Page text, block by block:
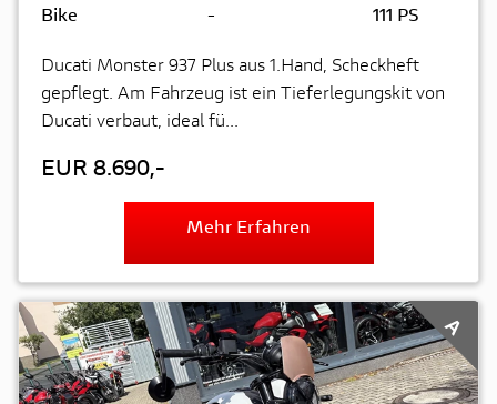
Bike
-
111 PS
Ducati Monster 937 Plus aus 1.Hand, Scheckheft
gepflegt. Am Fahrzeug ist ein Tieferlegungskit von
Ducati verbaut, ideal fü...
EUR 8.690,-
Mehr Erfahren
A